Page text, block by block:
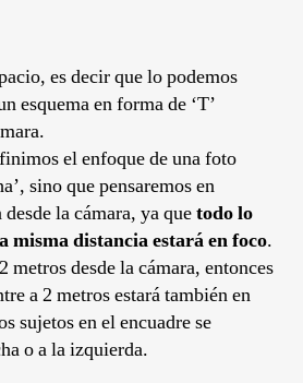
es decir que lo podemos
esquema en forma de ‘T’
el enfoque de una foto
sino que pensaremos en
la cámara, ya quetodo lo
misma distancia estará en foco.
metros desde la cámara, entonces
a 2 metros estará también en
sujetos en el encuadre se
o a la izquierda.